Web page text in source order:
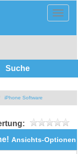
Suche
iPhone Software
Ansichts-Optionen